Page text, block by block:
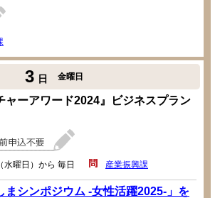
3 日 金曜日
ャーアワード2024』ビジネスプラン
曜日）から 毎日 産業振興課
まシンポジウム -女性活躍2025-」を